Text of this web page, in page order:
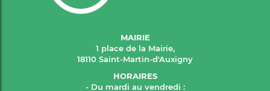
MAIRIE
1 place de la Mairie,
18110 Saint-Martin-d'Auxigny
HORAIRES
- Du mardi au vendredi :